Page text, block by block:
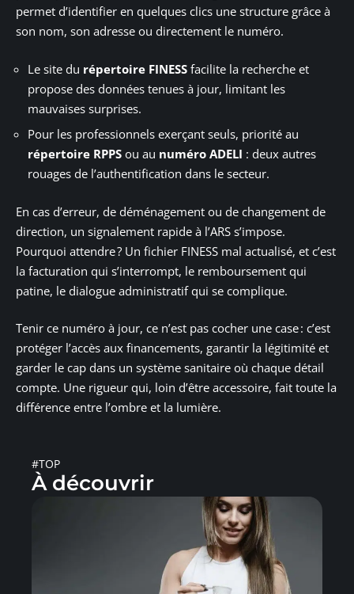
permet d’identifier en quelques clics une structure grâce à
son nom, son adresse ou directement le numéro.
Le site du répertoire FINESS facilite la recherche et
propose des données tenues à jour, limitant les
mauvaises surprises.
Pour les professionnels exerçant seuls, priorité au
répertoire RPPS ou au numéro ADELI : deux autres
rouages de l’authentification dans le secteur.
En cas d’erreur, de déménagement ou de changement de
direction, un signalement rapide à l’ARS s’impose.
Pourquoi attendre ? Un fichier FINESS mal actualisé, et c’est
la facturation qui s’interrompt, le remboursement qui
patine, le dialogue administratif qui se complique.
Tenir ce numéro à jour, ce n’est pas cocher une case : c’est
protéger l’accès aux financements, garantir la légitimité et
garder le cap dans un système sanitaire où chaque détail
compte. Une rigueur qui, loin d’être accessoire, fait toute la
différence entre l’ombre et la lumière.
#TOP
À découvrir